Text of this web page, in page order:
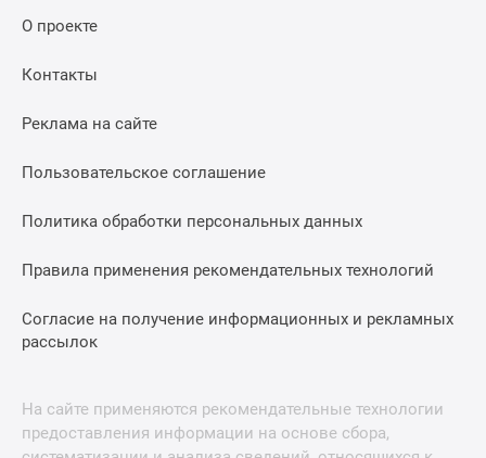
О проекте
Контакты
Реклама на сайте
Пользовательское соглашение
Политика обработки персональных данных
Правила применения рекомендательных технологий
Согласие на получение информационных и рекламных
рассылок
На сайте применяются рекомендательные технологии
предоставления информации на основе сбора,